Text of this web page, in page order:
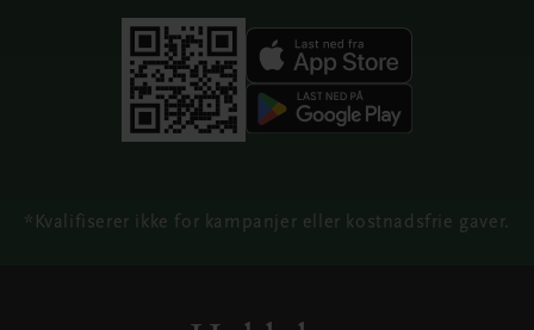
*Kvalifiserer ikke for kampanjer eller kostnadsfrie gaver.